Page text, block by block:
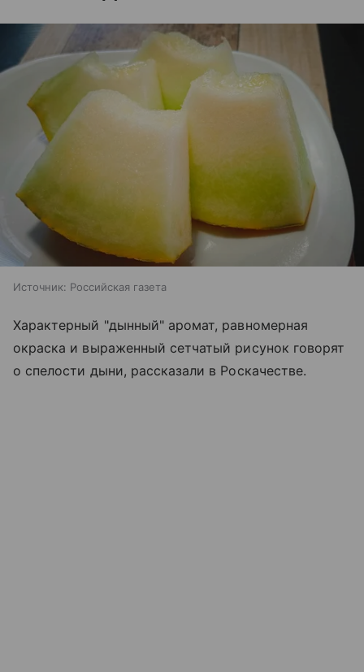
Источник: Российская газета
Характерный "дынный" аромат, равномерная
окраска и выраженный сетчатый рисунок говорят
о спелости дыни, рассказали в Роскачестве.